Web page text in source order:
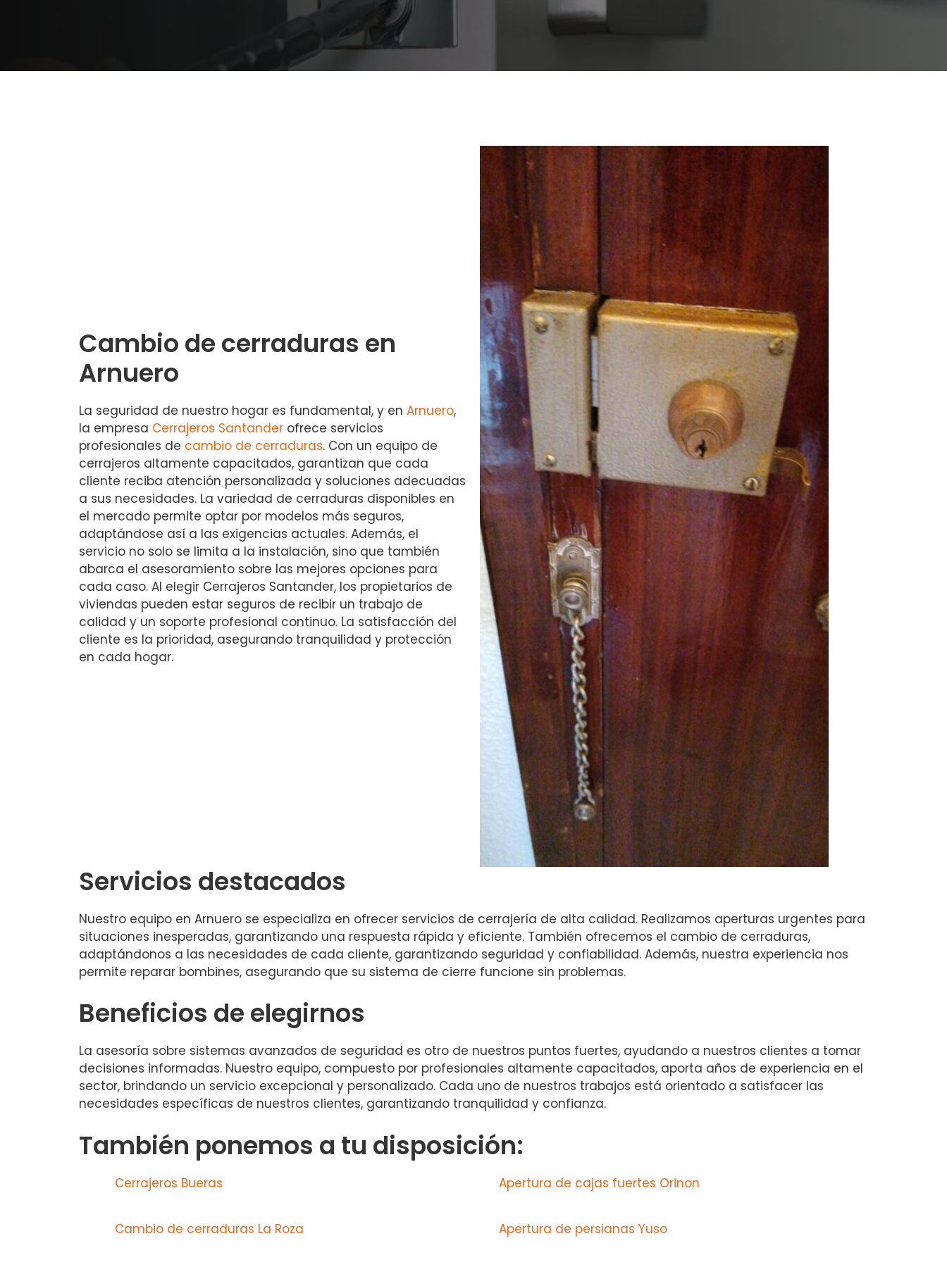
Cambio de cerraduras en
Arnuero
La seguridad de nuestro hogar es fundamental, y en Arnuero,
la empresa Cerrajeros Santander ofrece servicios
profesionales de cambio de cerraduras. Con un equipo de
cerrajeros altamente capacitados, garantizan que cada
cliente reciba atención personalizada y soluciones adecuadas
a sus necesidades. La variedad de cerraduras disponibles en
el mercado permite optar por modelos más seguros,
adaptándose así a las exigencias actuales. Además, el
servicio no solo se limita a la instalación, sino que también
abarca el asesoramiento sobre las mejores opciones para
cada caso. Al elegir Cerrajeros Santander, los propietarios de
viviendas pueden estar seguros de recibir un trabajo de
calidad y un soporte profesional continuo. La satisfacción del
cliente es la prioridad, asegurando tranquilidad y protección
en cada hogar.
Servicios destacados
Nuestro equipo en Arnuero se especializa en ofrecer servicios de cerrajería de alta calidad. Realizamos aperturas urgentes para
situaciones inesperadas, garantizando una respuesta rápida y eficiente. También ofrecemos el cambio de cerraduras,
adaptándonos a las necesidades de cada cliente, garantizando seguridad y confiabilidad. Además, nuestra experiencia nos
permite reparar bombines, asegurando que su sistema de cierre funcione sin problemas.
Beneficios de elegirnos
La asesoría sobre sistemas avanzados de seguridad es otro de nuestros puntos fuertes, ayudando a nuestros clientes a tomar
decisiones informadas. Nuestro equipo, compuesto por profesionales altamente capacitados, aporta años de experiencia en el
sector, brindando un servicio excepcional y personalizado. Cada uno de nuestros trabajos está orientado a satisfacer las
necesidades específicas de nuestros clientes, garantizando tranquilidad y confianza.
También ponemos a tu disposición:
Cerrajeros Bueras Apertura de cajas fuertes Orinon
Cambio de cerraduras La Roza Apertura de persianas Yuso